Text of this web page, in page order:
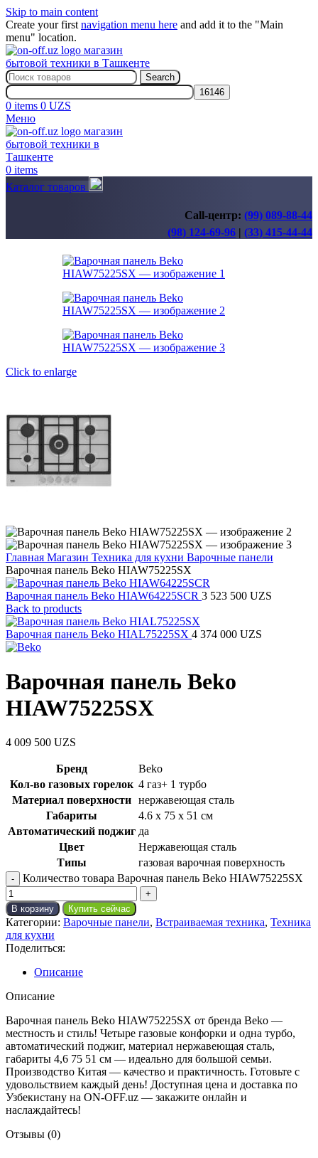
Skip to main content
Create your first navigation menu here and add it to the "Main
menu" location.
Search
0 items 0 UZS
Меню
0 items
Каталог товаров
Call-центр: (99) 089-88-44
(98) 124-69-96 | (33) 415-44-44
Click to enlarge
Главная Магазин Техника для кухни Варочные панели
Варочная панель Beko HIAW75225SX
Варочная панель Beko HIAW64225SCR 3 523 500 UZS
Back to products
Варочная панель Beko HIAL75225SX 4 374 000 UZS
Варочная панель Beko
HIAW75225SX
4 009 500 UZS
Бренд
Beko
Кол-во газовых горелок 4 газ+ 1 турбо
Материал поверхности нержавеющая сталь
Габариты
4.6 х 75 х 51 см
Автоматический поджиг да
Цвет
Нержавеющая сталь
Типы
газовая варочная поверхность
Количество товара Варочная панель Beko HIAW75225SX
В корзину Купить сейчас
Категории: Варочные панели, Встраиваемая техника, Техника
для кухни
Поделиться:
Описание
Описание
Варочная панель Beko HIAW75225SX от бренда Beko —
местность и стиль! Четыре газовые конфорки и одна турбо,
автоматический поджиг, материал нержавеющая сталь,
габариты 4,6 75 51 см — идеально для большой семьи.
Производство Китая — качество и практичность. Готовьте с
удовольствием каждый день! Доступная цена и доставка по
Узбекистану на ON-OFF.uz — закажите онлайн и
наслаждайтесь!
Отзывы (0)